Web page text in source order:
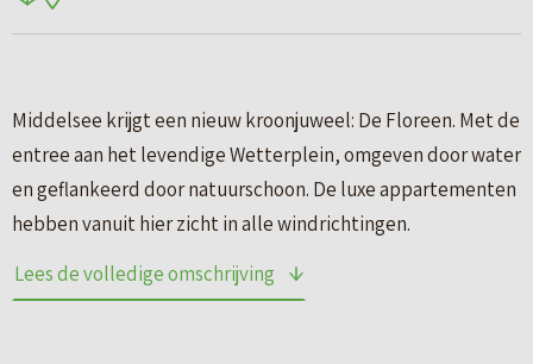
Middelsee krijgt een nieuw kroonjuweel: De Floreen. Met de
entree aan het levendige Wetterplein, omgeven door water
en geflankeerd door natuurschoon. De luxe appartementen
hebben vanuit hier zicht in alle windrichtingen.
Centraal gelegen in Wetterstêd in de wijk Middelsee in
Lees de volledige omschrijving